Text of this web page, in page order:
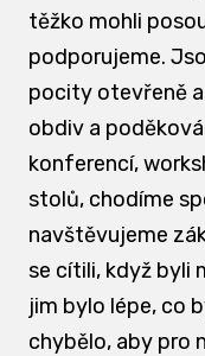
těžko mohli
podporujeme.
pocity otevřeně
obdiv a
konferencí,
stolů, chodíme
navštěvujeme
se cítili, když byli
jim bylo lépe, co
chybělo, aby pro